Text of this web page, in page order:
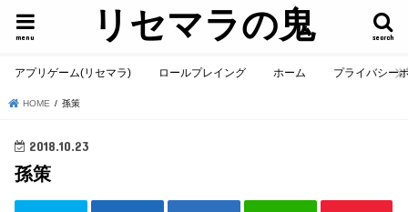
リセマラの鬼 search
menu
アプリゲーム(リセマラ) ロールプレイング ホーム プライバシー
HOME 孫策
2018.10.23
孫策